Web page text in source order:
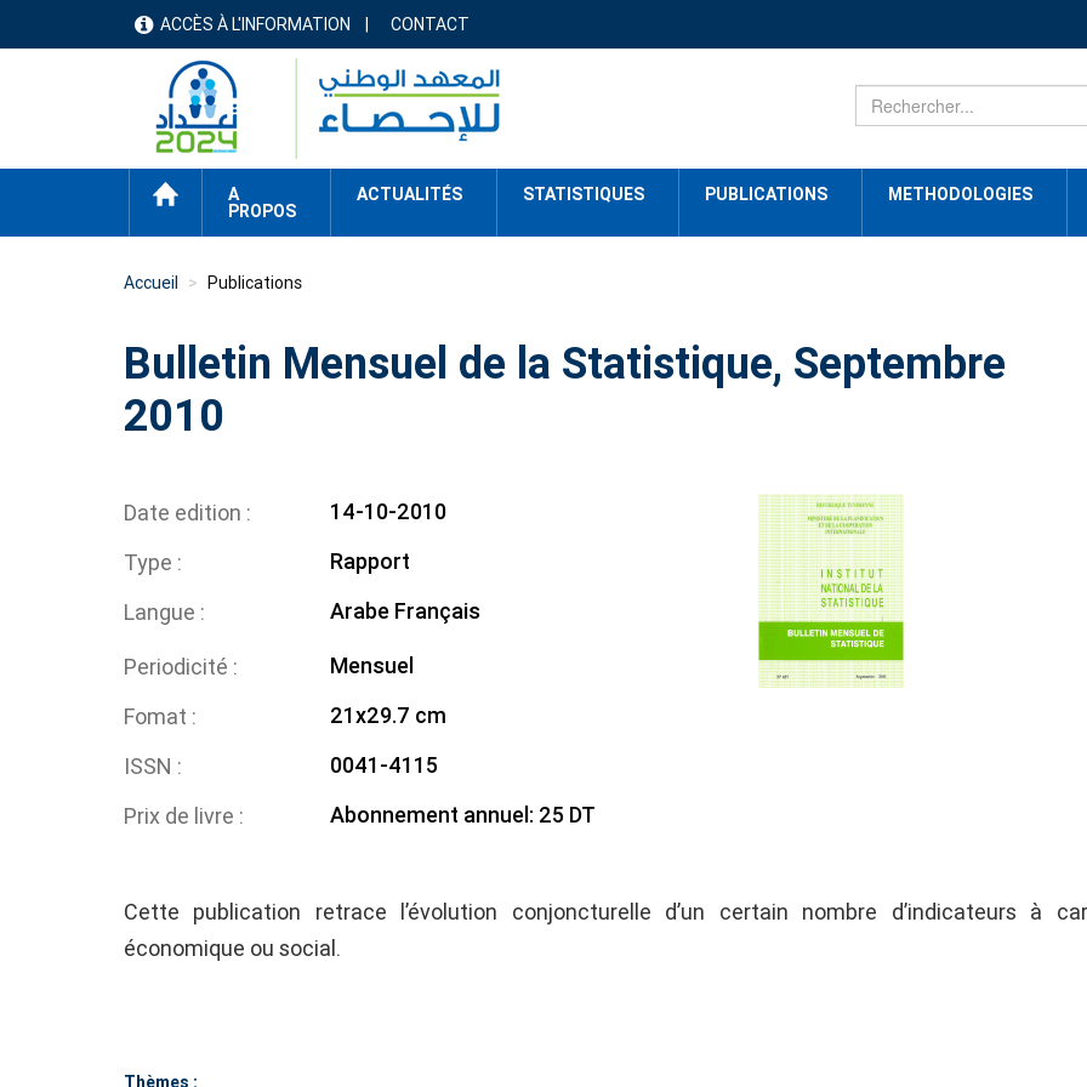
menu
header
ACCÈS À L'INFORMATION CONTACT
ACCUEIL
A
PROPOS
ACTUALITÉS STATISTIQUES PUBLICATIONS METHODOLOGIES
Accueil Publications
Bulletin Mensuel de la Statistique, Septembre
2010
Date edition
14-10-2010
Type
Rapport
Langue
Arabe Français
Periodicité
Mensuel
Fomat
21x29.7 cm
ISSN
0041-4115
Prix de livre
Abonnement annuel: 25 DT
Cette publication retrace l’évolution conjoncturelle d’un certain nombre d’indicateurs à
économique ou social.
Thèmes :